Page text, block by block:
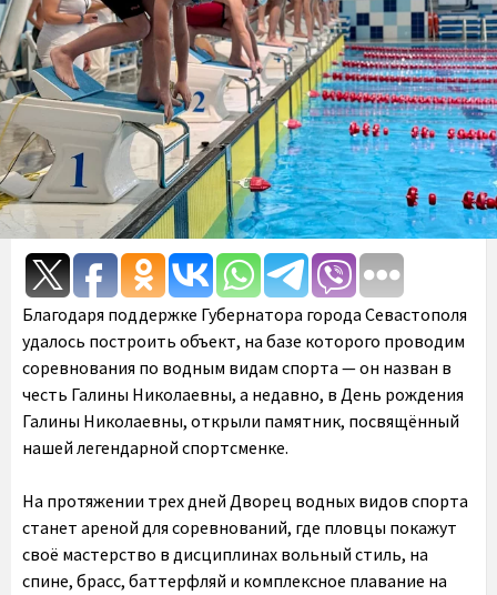
Благодаря поддержке Губернатора города Севастополя
удалось построить объект, на базе которого проводим
соревнования по водным видам спорта — он назван в
честь Галины Николаевны, а недавно, в День рождения
Галины Николаевны, открыли памятник, посвящённый
нашей легендарной спортсменке.
На протяжении трех дней Дворец водных видов спорта
станет ареной для соревнований, где пловцы покажут
своё мастерство в дисциплинах вольный стиль, на
спине, брасс, баттерфляй и комплексное плавание на